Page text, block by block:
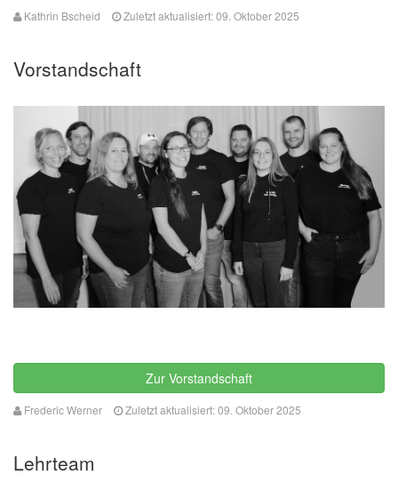
Kathrin Bscheid Zuletzt aktualisiert: 09. Oktober 2025
Vorstandschaft
Zur Vorstandschaft
Frederic Werner Zuletzt aktualisiert: 09. Oktober 2025
Lehrteam